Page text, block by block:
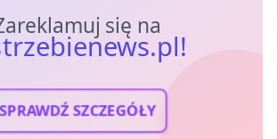
się na
SPRAWDŹ SZCZEGÓŁY